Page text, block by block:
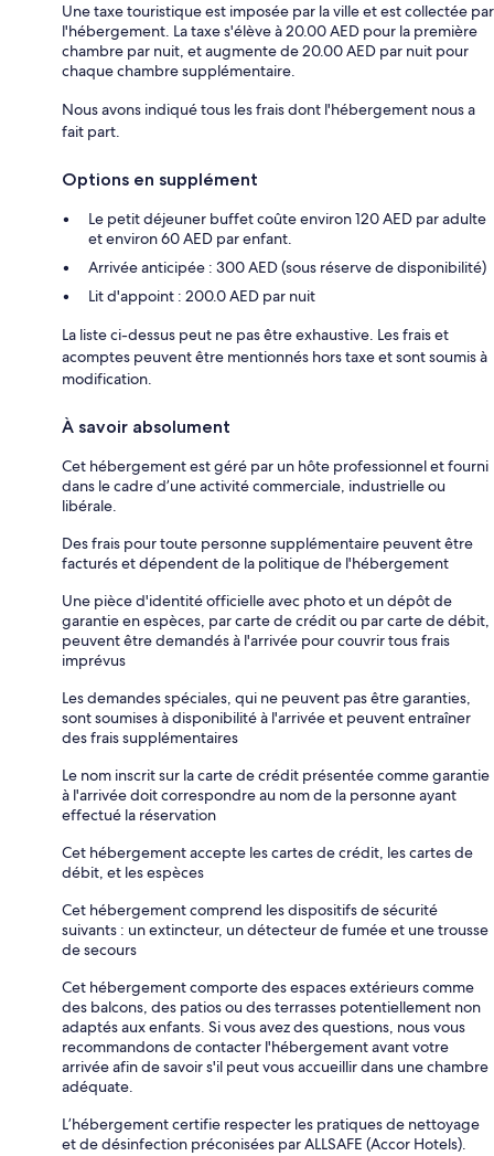
Une taxe touristique est imposée par la ville et est collectée par
l'hébergement. La taxe s'élève à 20.00 AED pour la première
chambre par nuit, et augmente de 20.00 AED par nuit pour
chaque chambre supplémentaire.
Nous avons indiqué tous les frais dont l'hébergement nous a
fait part.
Options en supplément
Le petit déjeuner buffet coûte environ 120 AED par adulte
et environ 60 AED par enfant.
Arrivée anticipée : 300 AED (sous réserve de disponibilité)
Lit d'appoint : 200.0 AED par nuit
La liste ci-dessus peut ne pas être exhaustive. Les frais et
acomptes peuvent être mentionnés hors taxe et sont soumis à
modification.
À savoir absolument
Cet hébergement est géré par un hôte professionnel et fourni
dans le cadre d’une activité commerciale, industrielle ou
libérale.
Des frais pour toute personne supplémentaire peuvent être
facturés et dépendent de la politique de l'hébergement
Une pièce d'identité officielle avec photo et un dépôt de
garantie en espèces, par carte de crédit ou par carte de débit,
peuvent être demandés à l'arrivée pour couvrir tous frais
imprévus
Les demandes spéciales, qui ne peuvent pas être garanties,
sont soumises à disponibilité à l'arrivée et peuvent entraîner
des frais supplémentaires
Le nom inscrit sur la carte de crédit présentée comme garantie
à l'arrivée doit correspondre au nom de la personne ayant
effectué la réservation
Cet hébergement accepte les cartes de crédit, les cartes de
débit, et les espèces
Cet hébergement comprend les dispositifs de sécurité
suivants : un extincteur, un détecteur de fumée et une trousse
de secours
Cet hébergement comporte des espaces extérieurs comme
des balcons, des patios ou des terrasses potentiellement non
adaptés aux enfants. Si vous avez des questions, nous vous
recommandons de contacter l'hébergement avant votre
arrivée afin de savoir s'il peut vous accueillir dans une chambre
adéquate.
L’hébergement certifie respecter les pratiques de nettoyage
et de désinfection préconisées par ALLSAFE (Accor Hotels).